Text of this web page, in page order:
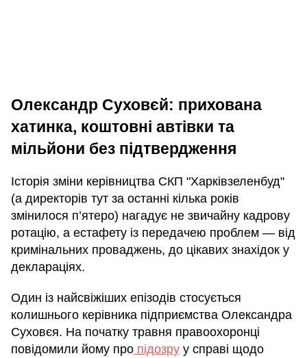
Олександр Суховєй: прихована
хатинка, коштовні автівки та
мільйони без підтвердження
Історія зміни керівництва СКП "Харківзеленбуд"
(а директорів тут за останні кілька років
змінилося п’ятеро) нагадує не звичайну кадрову
ротацію, а естафету із передачею проблем — від
кримінальних проваджень, до цікавих знахідок у
деклараціях.
Один із найсвіжіших епізодів стосується
колишнього керівника підприємства Олександра
Суховєя. На початку травня правоохоронці
повідомили йому про підозру у справі щодо